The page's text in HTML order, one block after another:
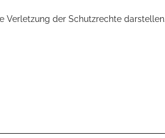
Verletzung der Schutzrechte darstellen.